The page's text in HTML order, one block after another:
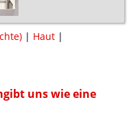
| Haut |
uns wie eine